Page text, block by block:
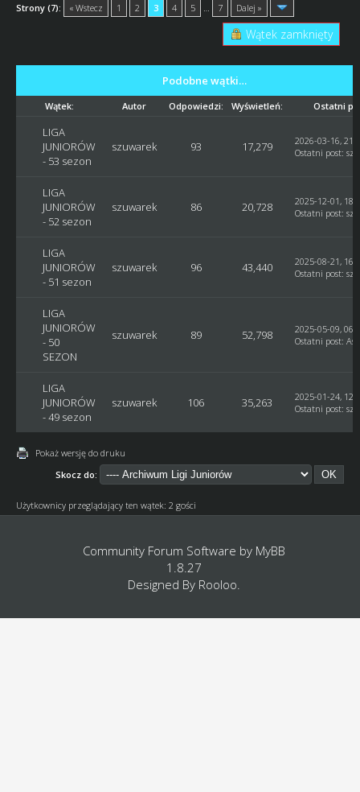
Strony (7): « Wstecz 1 2 3 4 5 7 Dalej »
Wątek zamknięty
Podobne wątki…
Wątek: Autor Odpowiedzi: Wyświetleń: Ostatni
LIGA
JUNIORÓW
- 53 sezon
szuwarek 93 17,279
2026-03-16,
Ostatni post:
LIGA
JUNIORÓW
- 52 sezon
szuwarek 86 20,728
2025-12-01,
Ostatni post:
LIGA
JUNIORÓW
- 51 sezon
szuwarek 96 43,440
2025-08-21,
Ostatni post:
LIGA
JUNIORÓW
- 50
SEZON
szuwarek 89 52,798
2025-05-09,
Ostatni post:
LIGA
JUNIORÓW
- 49 sezon
szuwarek 106 35,263
2025-01-24,
Ostatni post:
Pokaż wersję do druku
Skocz do:
Użytkownicy przeglądający ten wątek: 2 gości
Community Forum Software by MyBB
1.8.27
Designed By Rooloo